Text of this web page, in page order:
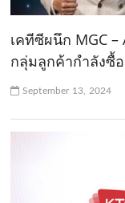
เคทีซีผนึก MGC
กลุ่มลูกค้ากำลังซื้
September 13, 2024